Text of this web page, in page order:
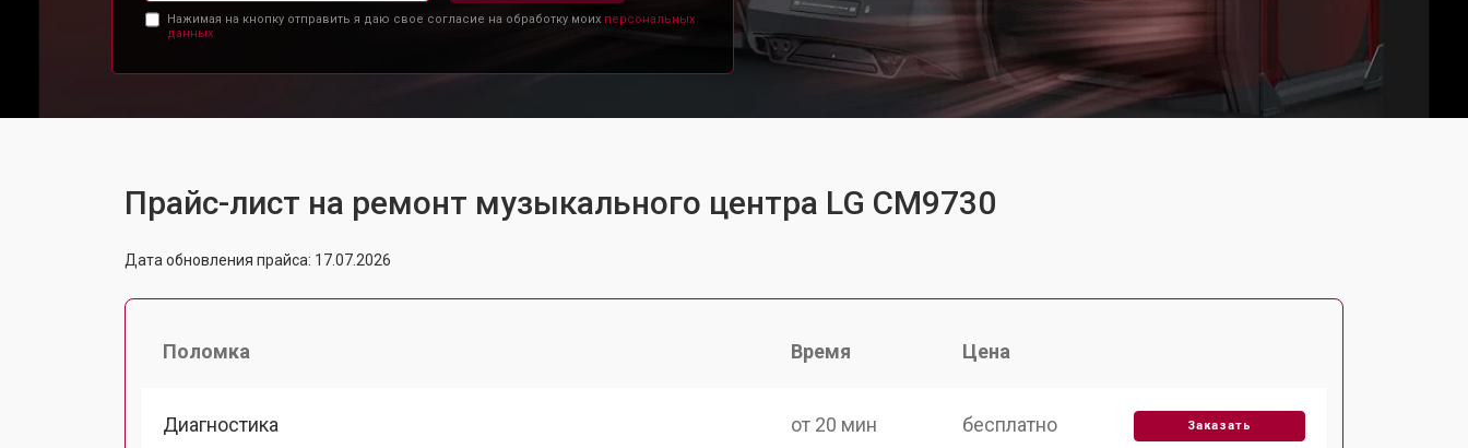
Нажимая на кнопку отправить я даю свое согласие на обработку моих персональных
данных.
Прайс-лист на ремонт музыкального центра LG CM9730
Дата обновления прайса: 17.07.2026
Поломка Время Цена
Диагностика от 20 мин бесплатно Заказать